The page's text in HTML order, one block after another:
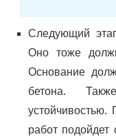
Следующий
Оно тоже
Основание
бетона.
устойчивостью.
работ подойдет